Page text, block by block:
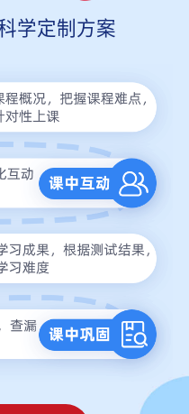
学定制方案